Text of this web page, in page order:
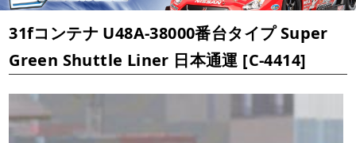
31fコンテナ U48A-38000番台タイプ Super
Green Shuttle Liner 日本通運 [C-4414]